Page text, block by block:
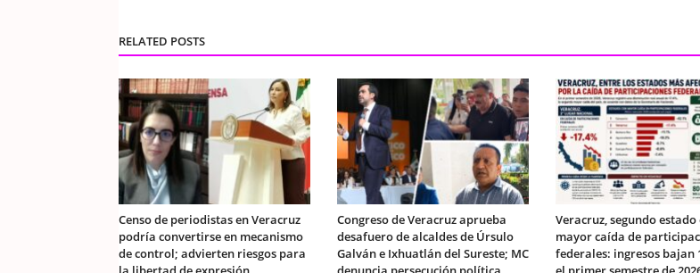
RELATED POSTS
Censo de periodistas en Veracruz
podría convertirse en mecanismo
de control; advierten riesgos para
Congreso de Veracruz aprueba
desafuero de alcaldes de Úrsulo
Galván e Ixhuatlán del Sureste; MC
Veracruz, segundo estado
mayor caída de
federales: ingresos bajan